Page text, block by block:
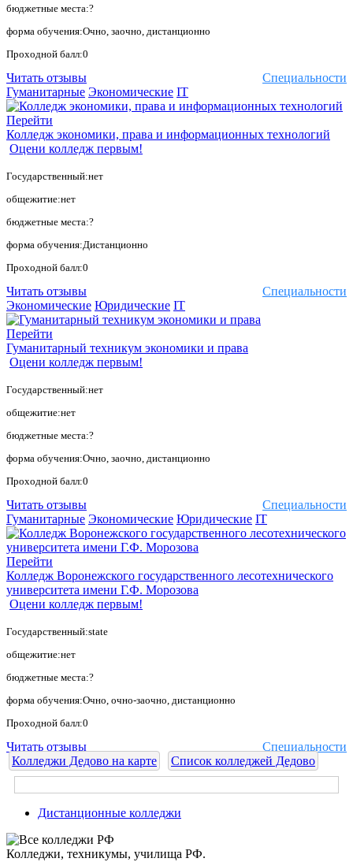
бюджетные места:?
форма обучения:Очно, заочно, дистанционно
Проходной балл:0
Специальности
Читать отзывы
Гуманитарные Экономические IT
Перейти
Колледж экономики, права и информационных технологий
Оцени колледж первым!
Государственный:нет
общежитие:нет
бюджетные места:?
форма обучения:Дистанционно
Проходной балл:0
Специальности
Читать отзывы
Экономические Юридические IT
Перейти
Гуманитарный техникум экономики и права
Оцени колледж первым!
Государственный:нет
общежитие:нет
бюджетные места:?
форма обучения:Очно, заочно, дистанционно
Проходной балл:0
Специальности
Читать отзывы
Гуманитарные Экономические Юридические IT
Перейти
Колледж Воронежского государственного лесотехнического
университета имени Г.Ф. Морозова
Оцени колледж первым!
Государственный:state
общежитие:нет
бюджетные места:?
форма обучения:Очно, очно-заочно, дистанционно
Проходной балл:0
Специальности
Читать отзывы
Колледжи Дедово на карте
Список колледжей Дедово
Дистанционные колледжи
Колледжи, техникумы, училища РФ.